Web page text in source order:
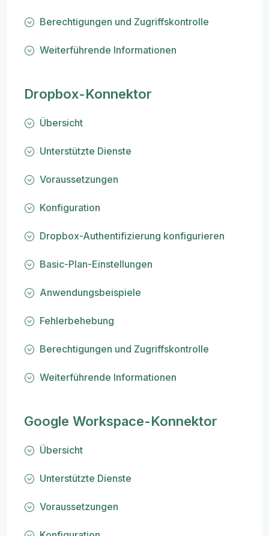
Berechtigungen und Zugriffskontrolle
Weiterführende Informationen
Dropbox-Konnektor
Übersicht
Unterstützte Dienste
Voraussetzungen
Konfiguration
Dropbox-Authentifizierung konfigurieren
Basic-Plan-Einstellungen
Anwendungsbeispiele
Fehlerbehebung
Berechtigungen und Zugriffskontrolle
Weiterführende Informationen
Google Workspace-Konnektor
Übersicht
Unterstützte Dienste
Voraussetzungen